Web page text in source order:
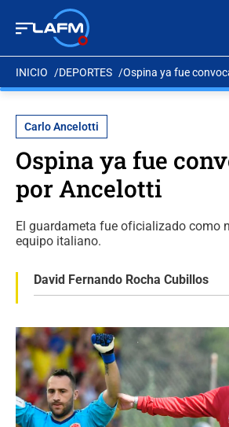
INICIO DEPORTES Ospina ya fue
Carlo Ancelotti
Ospina ya fue
por Ancelotti
El guardameta fue oficializado como
equipo italiano.
David Fernando Rocha Cubillos